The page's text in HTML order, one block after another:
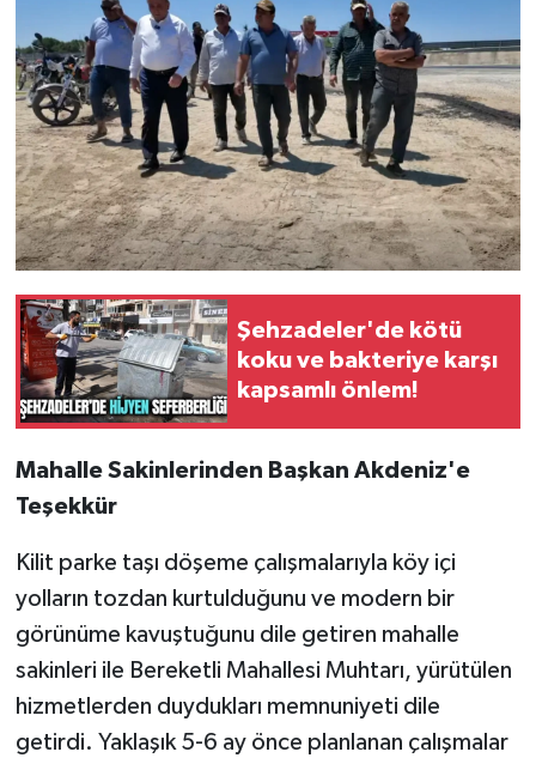
Şehzadeler'de kötü
koku ve bakteriye karşı
kapsamlı önlem!
Mahalle Sakinlerinden Başkan Akdeniz'e
Teşekkür
Kilit parke taşı döşeme çalışmalarıyla köy içi
yolların tozdan kurtulduğunu ve modern bir
görünüme kavuştuğunu dile getiren mahalle
sakinleri ile Bereketli Mahallesi Muhtarı, yürütülen
hizmetlerden duydukları memnuniyeti dile
getirdi. Yaklaşık 5-6 ay önce planlanan çalışmalar